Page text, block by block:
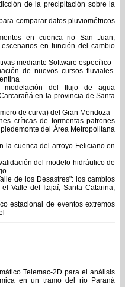
de la precipitación sobre la
comparar datos pluviométricos
en cuenca rio San Juan,
en función del cambio
mediante Software específico
de nuevos cursos fluviales.
modelación del flujo de agua
en la provincia de Santa
de curva) del Gran Mendoza
críticas de tormentas patrones
del Área Metropolitana
la cuenca del arroyo Feliciano en
del modelo hidráulico de
de los Desastres": los cambios
Valle del Itajaí, Santa Catarina,
estacional de eventos extremos
Telemac-2D para el análisis
en un tramo del río Paraná